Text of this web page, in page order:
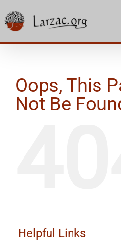
to
content
Oops, This
Not Be
Helpful Links